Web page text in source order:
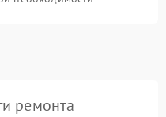
ремонта